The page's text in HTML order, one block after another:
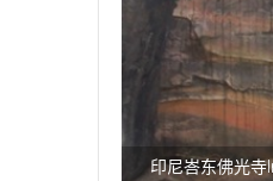
印尼峇东佛光